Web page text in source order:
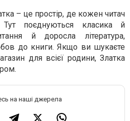
– це простір, де кожен читач
поєднуються класика й
й доросла література,
до книги. Якщо ви шукаєте
для всієї родини, Златка
на наші джерела